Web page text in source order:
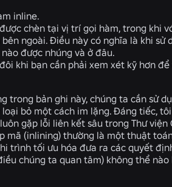
inline.
chèn tại vị trí gọi hàm, trong khi
ngoài. Điều này có nghĩa là khi sử
được nhúng và ở đâu.
khi bạn cần phải xem xét kỹ hơn
trong bản ghi này, chúng ta cần sử
bỏ một cách im lặng. Đáng tiếc,
gặp lỗi liên kết sâu trong Thư viện
mã (inlining) thường là một thuật
trình tối ưu hóa đưa ra các quyết
chúng ta quan tâm) không thể nào